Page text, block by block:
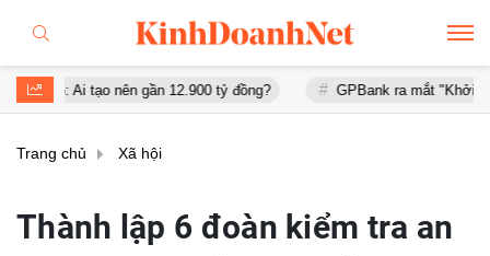
tạo nên gần 12.900 tỷ đồng? GPBank ra mắt "Khởi đầu an cư",
Trang chủ Xã hội
Thành lập 6 đoàn kiểm tra an